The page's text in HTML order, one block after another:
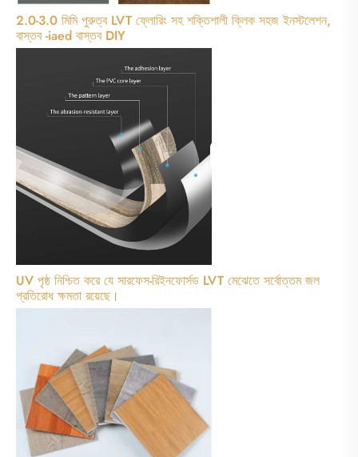
2.0-3.0 মিমি পুরুত্ব LVT ফ্লোরিং সহ শক্তিশালী ক্লিক সহজ ইনস্টলেশন,
বাস্তব -iaed বাস্তব DIY
UV পৃষ্ঠ নিশ্চিত করে যে সারফেস-রিইনফোর্সড LVT মেঝেতে সর্বোত্তম জল
প্রতিরোধ ক্ষমতা রয়েছে।